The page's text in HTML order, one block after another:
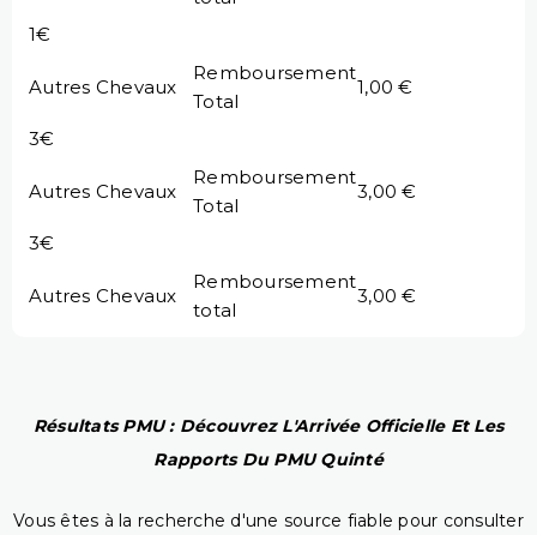
1€
Autres Chevaux
Remboursement
Total
1,00 €
3€
Autres Chevaux
Remboursement
Total
3,00 €
3€
Autres Chevaux
Remboursement
total
3,00 €
Résultats PMU : Découvrez L'Arrivée Officielle Et Les
Rapports Du PMU Quinté
Vous êtes à la recherche d'une source fiable pour consulter